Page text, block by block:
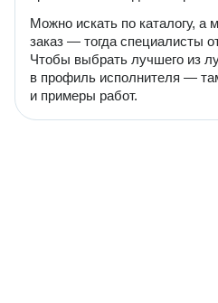
Можно искать по каталогу, а
заказ — тогда специалисты
Чтобы выбрать лучшего из
в профиль исполнителя —
и примеры работ.